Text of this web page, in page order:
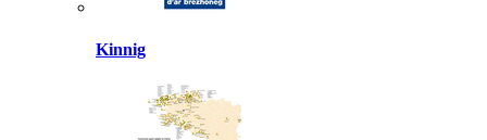
Kinnig